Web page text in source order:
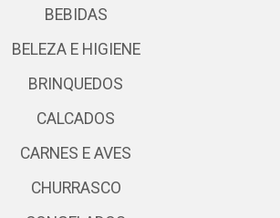
BEBIDAS
BELEZA E HIGIENE
BRINQUEDOS
CALCADOS
CARNES E AVES
CHURRASCO